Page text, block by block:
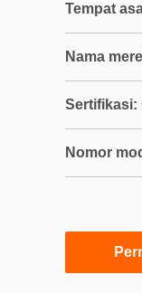
Tempat
Nama
Sertifikasi:
Nomor